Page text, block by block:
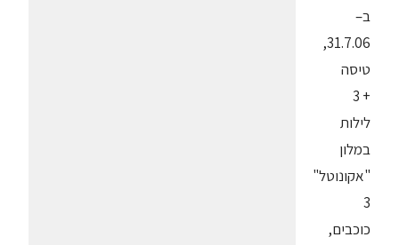
ב–
31.7.06,
טיסה
+ 3
לילות
במלון
"אקונוטל"
3
כוכבים,